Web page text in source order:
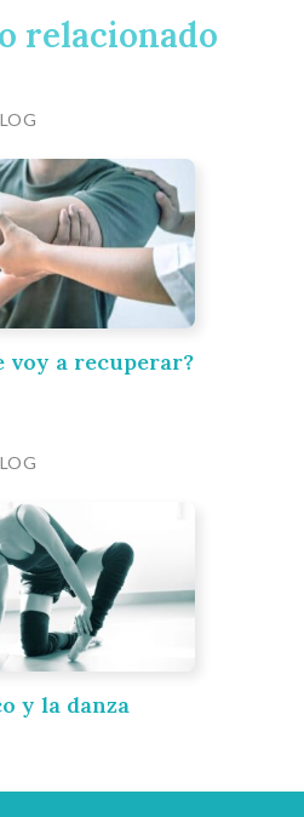
relacionado
voy a recuperar?
y la danza